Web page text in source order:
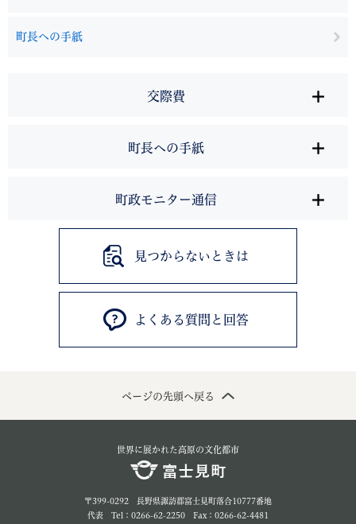
町長への手紙
交際費
町長への手紙
町政モニター通信
見つからないときは
よくある質問と回答
ページの先頭へ戻る
世界に展かれた高原の文化都市
〒399-0292 長野県諏訪郡富士見町落合10777番地
代表 Tel：0266-62-2250 Fax：0266-62-4481